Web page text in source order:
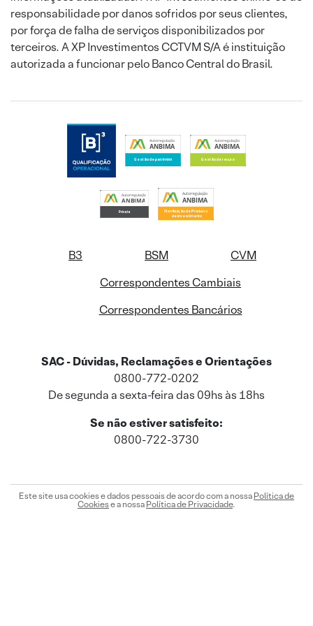
responsabilidade por danos sofridos por seus clientes,
por força de falha de serviços disponibilizados por
terceiros. A XP Investimentos CCTVM S/A é instituição
autorizada a funcionar pelo Banco Central do Brasil.
B3 BSM
CVM
Correspondentes Cambiais
Correspondentes Bancários
SAC - Dúvidas, Reclamações e Orientações
0800-772-0202
De segunda a sexta-feira das 09hs às 18hs
Se não estiver satisfeito:
0800-722-3730
Este site usa cookies e dados pessoais de acordo com a nossa Política de
Cookiese a nossa Política de Privacidade.